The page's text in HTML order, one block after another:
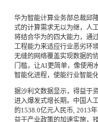
华为智能计算业务部总裁邱
式的计算需求无以为继，人
将结合华为的四大能力，通
工程能力来适应行业恶劣环
无缝的网络覆盖实现数据的
门槛，让AI更简单，像使用
智能化进程，使能行业智能化
据沙利文数据显示，得益于
进入爆发式增长期。中国人
的1538.0亿元人民币, 2013
益于产业政策的加速实施，